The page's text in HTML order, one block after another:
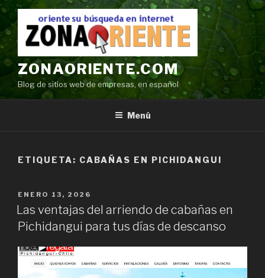
Ir
contenido
ZONAORIENTE.COM
Blog de sitios web de empresas, en español
Menú
ETIQUETA: CABAÑAS EN PICHIDANGUI
POSTED
ON
ENERO 13, 2026
Las ventajas del arriendo de cabañas en
Pichidangui para tus días de descanso